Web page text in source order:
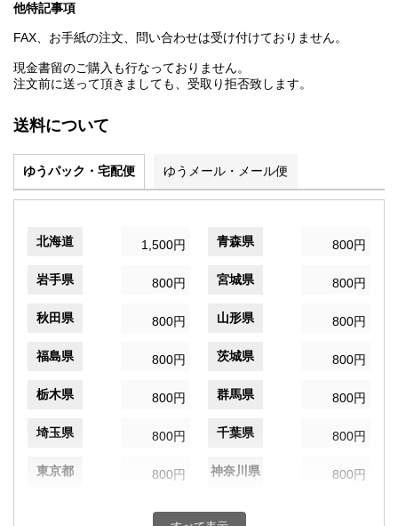
他特記事項
FAX、お手紙の注文、問い合わせは受け付けておりません。
現金書留のご購入も行なっておりません。
注文前に送って頂きましても、受取り拒否致します。
送料について
ゆうパック・宅配便 ゆうメール・メール便
北海道 1,500円 青森県 800円
岩手県 800円 宮城県 800円
秋田県 800円 山形県 800円
福島県 800円 茨城県 800円
栃木県 800円 群馬県 800円
埼玉県 800円 千葉県 800円
東京都 800円 神奈川県 800円
800円 富山県